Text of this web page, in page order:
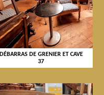
DÉBARRAS DE GRENIER ET CAVE
37